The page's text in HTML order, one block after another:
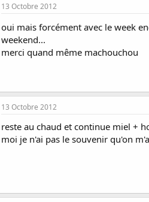
13 Octobre 2012
oui mais forcément avec le week
weekend...
merci quand même machouchou
13 Octobre 2012
reste au chaud et continue miel +
moi je n'ai pas le souvenir qu'on